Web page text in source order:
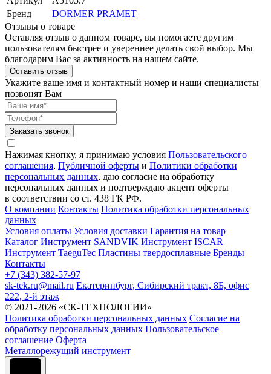
Бренд
DORMER PRAMET
Отзывы о товаре
Оставляя отзыв о данном товаре, вы помогаете другим
пользователям быстрее и увереннее делать свой выбор. Мы
благодарим Вас за активность на нашем сайте.
Оставить отзыв
Укажите ваше имя и контактный номер и наши специалисты
позвонят Вам
Заказать звонок
Нажимая кнопку, я принимаю условия Пользовательского
соглашения, Публичной оферты и Политики обработки
персональных данных, даю согласие на обработку
персональных данных и подтверждаю акцепт оферты
в соответствии со ст. 438 ГК РФ.
О компании Контакты Политика обработки персональных
данных
Условия оплаты Условия доставки Гарантия на товар
Каталог Инструмент SANDVIK Инструмент ISCAR
Инструмент TaeguTec Пластины твердосплавные Бренды
Контакты
+7 (343) 382-57-97
sk-tek.ru@mail.ru Екатеринбург, Сибирский тракт, 8Б, офис
222, 2-й этаж
© 2021-2026 «СК-ТЕХНОЛОГИИ»
Политика обработки персональных данных Согласие на
обработку персональных данных Пользовательское
соглашение Оферта
Металлорежущий инструмент